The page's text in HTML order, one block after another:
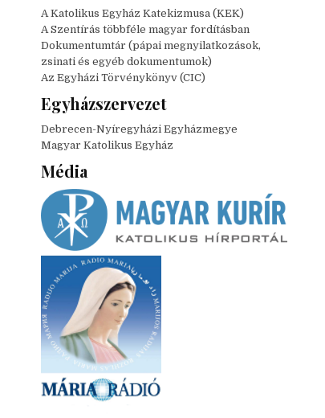
A Katolikus Egyház Katekizmusa (KEK)
A Szentírás többféle magyar fordításban
Dokumentumtár (pápai megnyilatkozások,
zsinati és egyéb dokumentumok)
Az Egyházi Törvénykönyv (CIC)
Egyházszervezet
Debrecen-Nyíregyházi Egyházmegye
Magyar Katolikus Egyház
Média